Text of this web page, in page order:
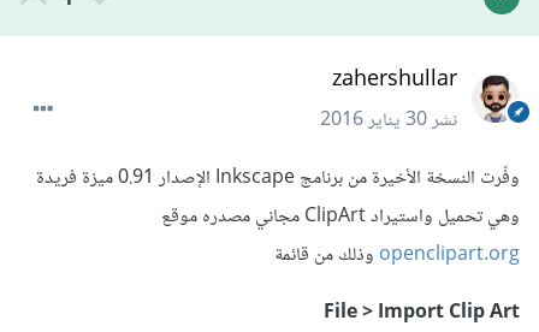
zahershullar
نشر30 يناير 2016
وفّرت النسخة الأخيرة من برنامج Inkscape الإصدار 0.91 ميزة فريدة
وهي تحميل واستيراد ClipArt مجاني مصدره موقع
openclipart.orgوذلك من قائمة
File > Import Clip Art